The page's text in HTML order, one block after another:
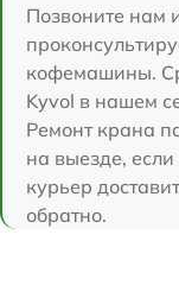
Позвоните нам
кофемашины.
Kyvol в нашем
Ремонт крана
на выезде,
курьер
обратно.